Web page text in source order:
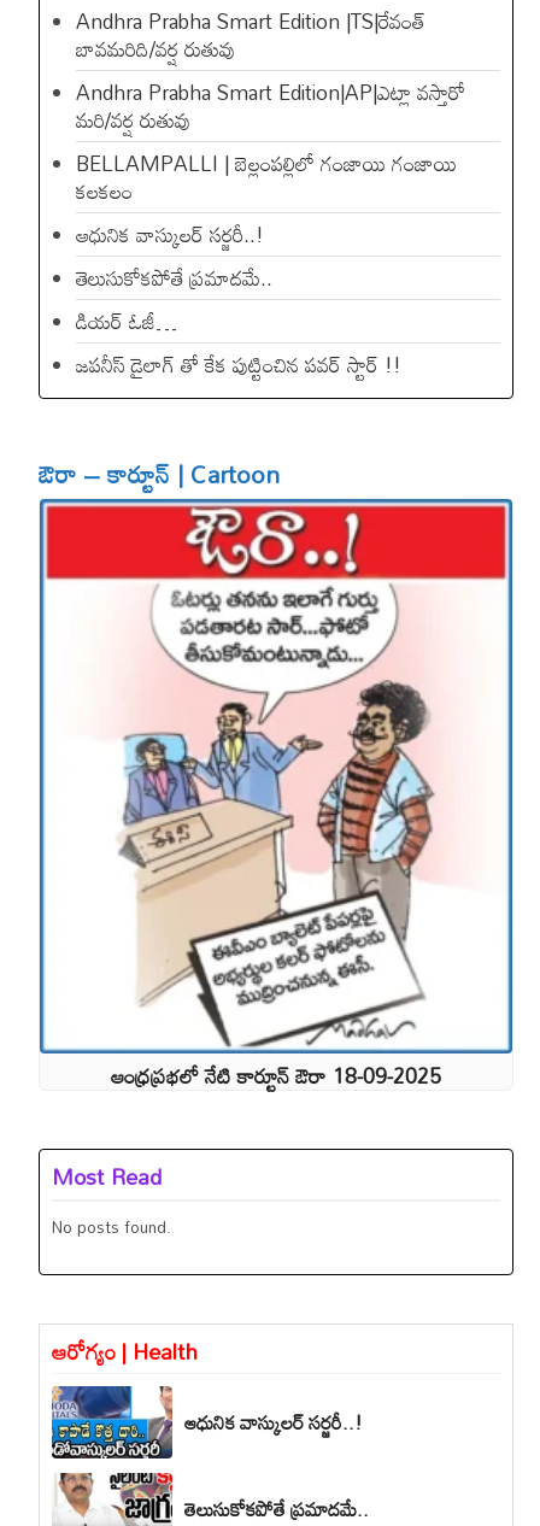
Andhra Prabha Smart Edition |TS|రేవంత్​
బావమరిది/వర్ష రుతువు
Andhra Prabha Smart Edition|AP|ఎట్లా వస్తారో
మరి/వర్ష రుతువు
BELLAMPALLI | బెల్లంపల్లిలో గంజాయి గంజాయి
కలకలం
ఆధునిక వాస్కులర్ సర్జరీ..!
తెలుసుకోకపోతే ప్రమాదమే..
డియ‌ర్ ఓజీ…
జపనీస్ డైలాగ్ తో కేక పుట్టించిన ప‌వ‌ర్ స్టార్ !!
ఔరా – కార్టూన్ | Cartoon
ఆంధ్రప్రభలో నేటి కార్టూన్ ఔరా 18-09-2025
Most Read
No posts found.
ఆరోగ్యం | Health
ఆధునిక వాస్కులర్ సర్జరీ..!
తెలుసుకోకపోతే ప్రమాదమే..